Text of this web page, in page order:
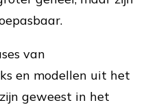
van
en modellen uit het
geweest in het